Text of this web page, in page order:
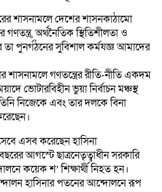
শাসনামলে দেশের শাসনকাঠামো
অর্থনৈতিক স্থিতিশীলতা ও
পুনর্গঠনের সুবিশাল কর্মযজ্ঞ আমাদের
শাসনামলে গণতন্ত্রের রীতি-নীতি একদম
ভোটারবিহীন ভুয়া নির্বাচন মঞ্চস্থ
নিজেকে এবং তার দলকে বিনা
এসব করেছেন হাসিনা
আগস্টে ছাত্রনেতৃত্বাধীন সরকারি
কয়েক শ’ শিক্ষার্থী নিহত হন।
হাসিনার পতনের আন্দোলনে রূপ